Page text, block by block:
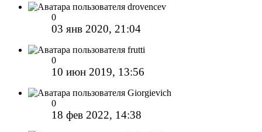
drovencev
0
03 янв 2020, 21:04
frutti
0
10 июн 2019, 13:56
Giorgievich
0
18 фев 2022, 14:38